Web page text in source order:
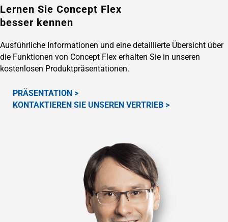
Lernen Sie Concept Flex
besser kennen
Ausführliche Informationen und eine detaillierte Übersicht über
die Funktionen von Concept Flex erhalten Sie in unseren
kostenlosen Produktpräsentationen.
PRÄSENTATION >
KONTAKTIEREN SIE UNSEREN VERTRIEB >